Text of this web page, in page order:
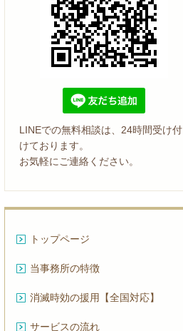
LINEでの無料相談は、24時間受け付
けております。
お気軽にご連絡ください。
トップページ
当事務所の特徴
消滅時効の援用【全国対応】
サービスの流れ